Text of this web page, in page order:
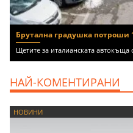
Брутална градушка потроши
Щетите за италианската
НАЙ-КОМЕНТИРАНИ
НОВИНИ